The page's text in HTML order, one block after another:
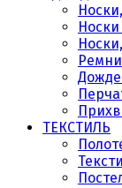
Ремни
ТЕКСТИЛЬ